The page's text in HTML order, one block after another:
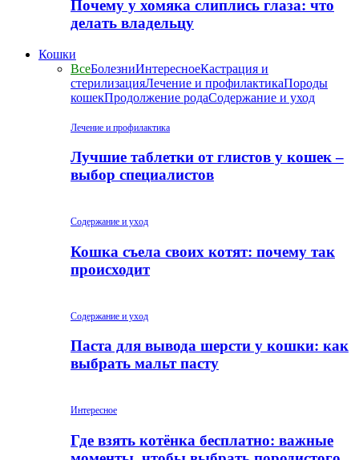
Почему у хомяка слиплись глаза: что
делать владельцу
Кошки
ВсеБолезниИнтересноеКастрация и
стерилизацияЛечение и профилактикаПороды
кошекПродолжение родаСодержание и уход
Лечение и профилактика
Лучшие таблетки от глистов у кошек –
выбор специалистов
Содержание и уход
Кошка съела своих котят: почему так
происходит
Содержание и уход
Паста для вывода шерсти у кошки: как
выбрать мальт пасту
Интересное
Где взять котёнка бесплатно: важные